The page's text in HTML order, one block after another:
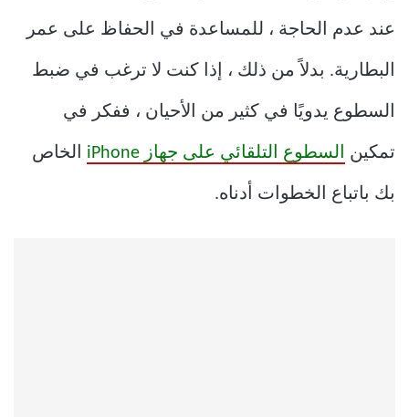
عند عدم الحاجة ، للمساعدة في الحفاظ على عمر
البطارية. بدلاً من ذلك ، إذا كنت لا ترغب في ضبط
السطوع يدويًا في كثير من الأحيان ، ففكر في
تمكين السطوع التلقائي على جهاز iPhone الخاص
بك باتباع الخطوات أدناه.